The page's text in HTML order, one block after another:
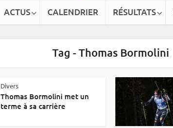
ACTUS CALENDRIER RÉSULTATS
Tag - Thomas Bormolini
Divers
Thomas Bormolini met un
terme à sa carrière